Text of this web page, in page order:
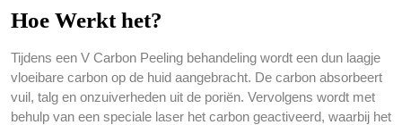
Hoe Werkt het?
Tijdens een V Carbon Peeling behandeling wordt een dun laagje
vloeibare carbon op de huid aangebracht. De carbon absorbeert
vuil, talg en onzuiverheden uit de poriën. Vervolgens wordt met
behulp van een speciale laser het carbon geactiveerd, waarbij het